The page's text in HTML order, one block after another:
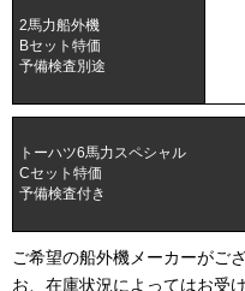
2馬力船外機
Bセット特価
予備検査別途
トーハツ6馬力スペシャル
Cセット特価
予備検査付き
ご希望の船外機メーカーがご
お、在庫状況によってはお受